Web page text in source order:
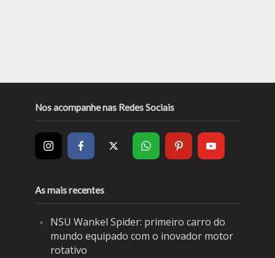
Nos acompanhe nas Redes Sociais
As mais recentes
NSU Wankel Spider: primeiro carro do
mundo equipado com o inovador motor
rotativo